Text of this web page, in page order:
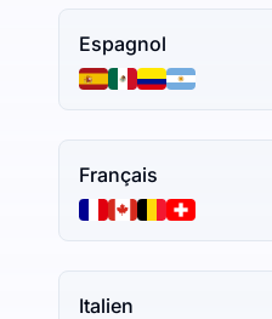
Espagnol
Français
Italien